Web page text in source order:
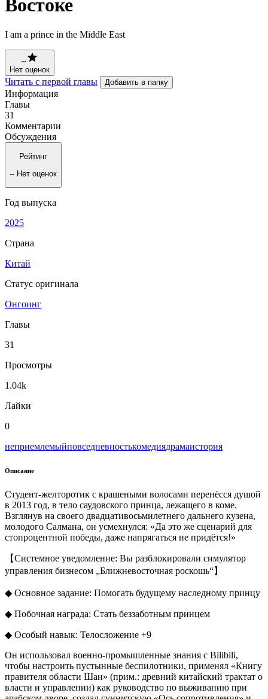
Востоке
I am a prince in the Middle East
--
Нет оценок
Читать с первой главы Добавить в папку
Информация
Главы
31
Комментарии
Обсуждения
Рейтинг
-- Нет оценок
Год выпуска
2025
Страна
Китай
Статус оригинала
Онгоинг
Главы
31
Просмотры
1.04k
Лайки
0
неприемлемыйповседневностькомедиядрамаистория
Описание
Студент-желторотик с крашеными волосами перенёсся душой
в 2013 год, в тело саудовского принца, лежащего в коме.
Взглянув на своего двадцативосьмилетнего дальнего кузена,
молодого Салмана, он усмехнулся: «Да это же сценарий для
стопроцентной победы, даже напрягаться не придётся!»
【Системное уведомление: Вы разблокировали симулятор
управления бизнесом „Ближневосточная роскошь“】
◆ Основное задание: Помогать будущему наследному принцу
◆ Побочная награда: Стать беззаботным принцем
◆ Особый навык: Телосложение +9
Он использовал военно-промышленные знания с Bilibili,
чтобы настроить пустынные беспилотники, применял «Книгу
правителя области Шан» (прим.: древний китайский трактат о
власти и управлении) как руководство по выживанию при